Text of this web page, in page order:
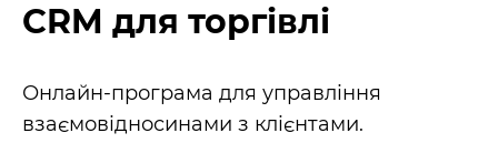
CRM для торгівлі
Онлайн-програма для управління
взаємовідносинами з клієнтами.